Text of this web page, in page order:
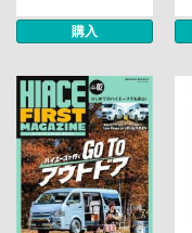
購入